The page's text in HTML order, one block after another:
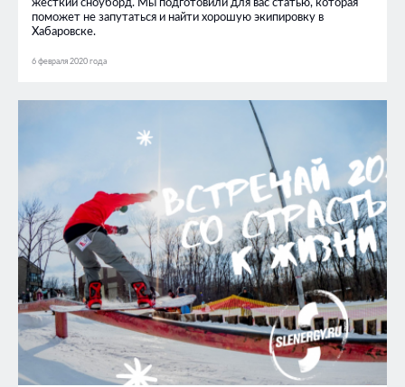
жесткий сноуборд. Мы подготовили для вас статью, которая
поможет не запутаться и найти хорошую экипировку в
Хабаровске.
6 февраля 2020 года